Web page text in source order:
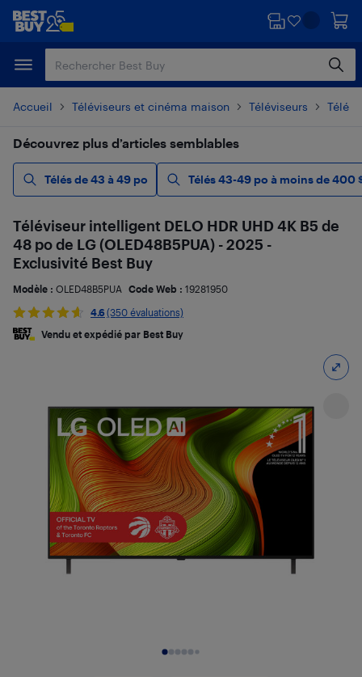
Passer
principal
Passer
Accueil Téléviseurs et cinéma maison Téléviseurs
Découvrez plus d’articles semblables
Télés de 43 à 49 po Télés 43-49 po à moins de 400
Téléviseur intelligent DELO HDR UHD 4K B5 de
48 po de LG (OLED48B5PUA) - 2025 -
Exclusivité Best Buy
Modèle : OLED48B5PUA Code Web : 19281950
4.6 (350 évaluations)
Vendu et expédié par Best Buy